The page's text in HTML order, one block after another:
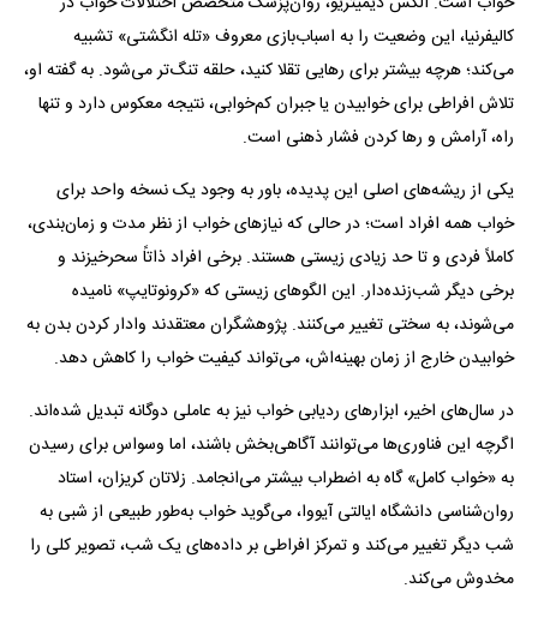
کالیفرنیا، این وضعیت را به اسباب‌بازی معروف «تله انگشتی» تشبیه
می‌کند؛ هرچه بیشتر برای رهایی تقلا کنید، حلقه تنگ‌تر می‌شود. به گفته او،
تلاش افراطی برای خوابیدن یا جبران کم‌خوابی، نتیجه معکوس دارد و تنها
راه، آرامش و رها کردن فشار ذهنی است.
یکی از ریشه‌های اصلی این پدیده، باور به وجود یک نسخه واحد برای
خواب همه افراد است؛ در حالی که نیازهای خواب از نظر مدت و زمان‌بندی،
کاملاً فردی و تا حد زیادی زیستی هستند. برخی افراد ذاتاً سحرخیزند و
برخی دیگر شب‌زنده‌دار. این الگوهای زیستی که «کرونوتایپ» نامیده
می‌شوند، به سختی تغییر می‌کنند. پژوهشگران معتقدند وادار کردن بدن به
خوابیدن خارج از زمان بهینه‌اش، می‌تواند کیفیت خواب را کاهش دهد.
در سال‌های اخیر، ابزارهای ردیابی خواب نیز به عاملی دوگانه تبدیل شده‌اند.
اگرچه این فناوری‌ها می‌توانند آگاهی‌بخش باشند، اما وسواس برای رسیدن
به «خواب کامل» گاه به اضطراب بیشتر می‌انجامد. زلاتان کریزان، استاد
روان‌شناسی دانشگاه ایالتی آیووا، می‌گوید خواب به‌طور طبیعی از شبی به
شب دیگر تغییر می‌کند و تمرکز افراطی بر داده‌های یک شب، تصویر کلی را
مخدوش می‌کند.